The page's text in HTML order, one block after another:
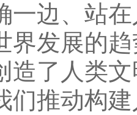
一边、站
界发展的
造了人类
们推动构